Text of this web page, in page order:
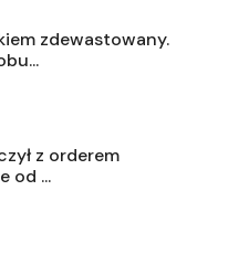
zdewastowany.
z orderem
od ...